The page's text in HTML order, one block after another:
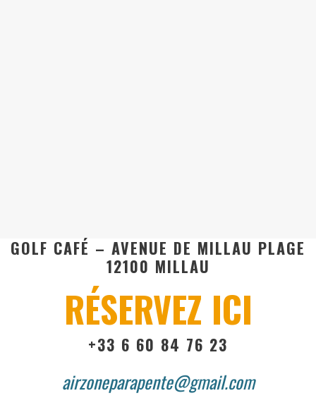
GOLF CAFÉ – AVENUE DE MILLAU PLAGE
12100 MILLAU
RÉSERVEZ ICI
+33 6 60 84 76 23
airzoneparapente@gmail.com